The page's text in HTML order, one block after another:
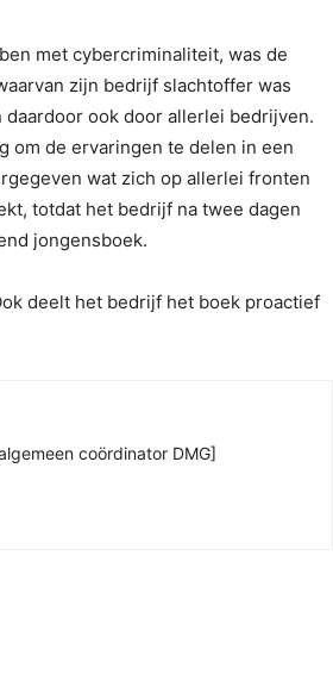
met cybercriminaliteit, was de
zijn bedrijf slachtoffer was
ook door allerlei bedrijven.
om de ervaringen te delen in een
wat zich op allerlei fronten
totdat het bedrijf na twee dagen
jongensboek.
deelt het bedrijf het boek proactief
coördinator DMG]